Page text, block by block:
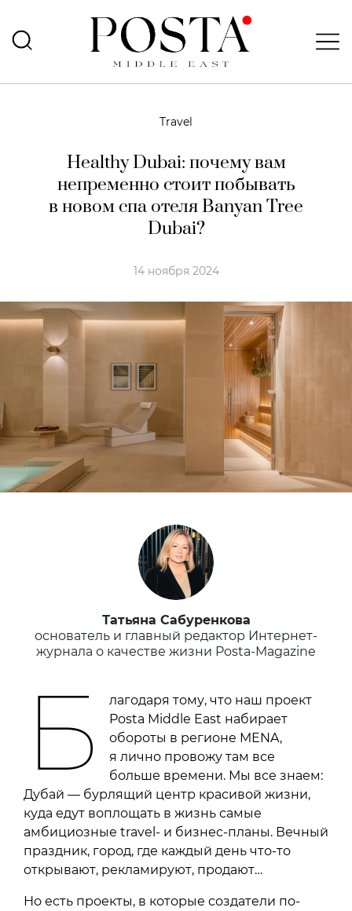
Travel
Healthy Dubai: почему вам
непременно стоит побывать
в новом спа отеля Banyan Tree
Dubai?
14 ноября 2024
Татьяна Сабуренкова
основатель и главный редактор Интернет-
журнала о качестве жизни Posta-Magazine
Б
лагодаря тому, что наш проект
Posta Middle East набирает
обороты в регионе MENA,
я лично провожу там все
больше времени. Мы все знаем:
Дубай — бурлящий центр красивой жизни,
куда едут воплощать в жизнь самые
амбициозные travel- и бизнес-планы. Вечный
праздник, город, где каждый день что-то
открывают, рекламируют, продают…
Но есть проекты, в которые создатели по-